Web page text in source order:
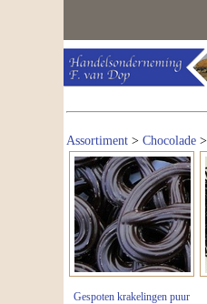
Assortiment > Chocolade
Gespoten krakelingen puur